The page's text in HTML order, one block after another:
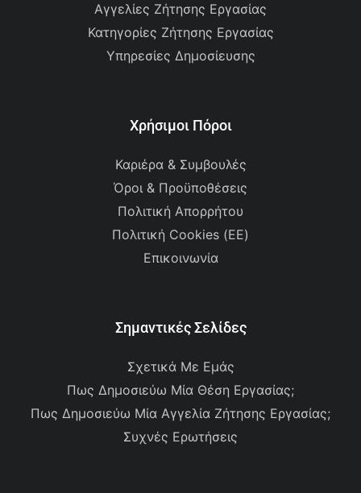
Αγγελίες Ζήτησης Εργασίας
Κατηγορίες Ζήτησης Εργασίας
Υπηρεσίες Δημοσίευσης
Χρήσιμοι Πόροι
Καριέρα & Συμβουλές
Όροι & Προϋποθέσεις
Πολιτική Απορρήτου
Πολιτική Cookies (ΕΕ)
Επικοινωνία
Σημαντικές Σελίδες
Σχετικά Με Εμάς
Πως Δημοσιεύω Μία Θέση Εργασίας;
Πως Δημοσιεύω Μία Αγγελία Ζήτησης Εργασίας;
Συχνές Ερωτήσεις